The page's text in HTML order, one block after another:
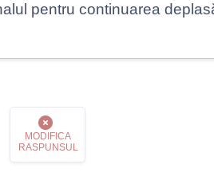
pentru continuarea
MODIFICA
RASPUNSUL